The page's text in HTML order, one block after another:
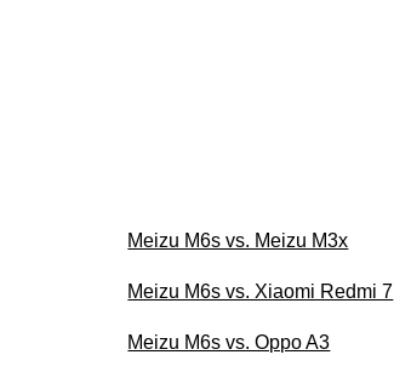
Meizu M6s vs. Meizu M3x
Meizu M6s vs. Xiaomi Redmi 7
Meizu M6s vs. Oppo A3